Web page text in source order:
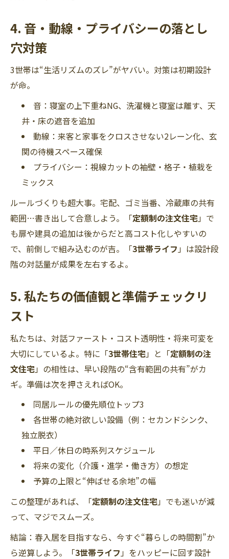
4. 音・動線・プライバシーの落とし
穴対策
3世帯は“生活リズムのズレ”がヤバい。対策は初期設計
が命。
音：寝室の上下重ねNG、洗濯機と寝室は離す、天
井・床の遮音を追加
動線：来客と家事をクロスさせない2レーン化、玄
関の待機スペース確保
プライバシー：視線カットの袖壁・格子・植栽を
ミックス
ルールづくりも超大事。宅配、ゴミ当番、冷蔵庫の共有
範囲…書き出して合意しよう。「定額制の注文住宅」で
も扉や建具の追加は後からだと高コスト化しやすいの
で、前倒しで組み込むのが吉。「3世帯ライフ 」は設計段
階の対話量が成果を左右するよ。
5. 私たちの価値観と準備チェックリ
スト
私たちは、対話ファースト・コスト透明性・将来可変を
大切にしているよ。特に「3世帯住宅」と「定額制の注
文住宅」の相性は、早い段階の“含有範囲の共有”がカ
ギ。準備は次を押さえればOK。
同居ルールの優先順位トップ3
各世帯の絶対欲しい設備（例：セカンドシンク、
独立脱衣）
平日／休日の時系列スケジュール
将来の変化（介護・進学・働き方）の想定
予算の上限と“伸ばせる余地”の幅
この整理があれば、「定額制の注文住宅」でも迷いが減
って、マジでスムーズ。
結論：春入居を目指すなら、今すぐ“暮らしの時間割”か
ら逆算しよう。「3世帯ライフ 」をハッピーに回す設計